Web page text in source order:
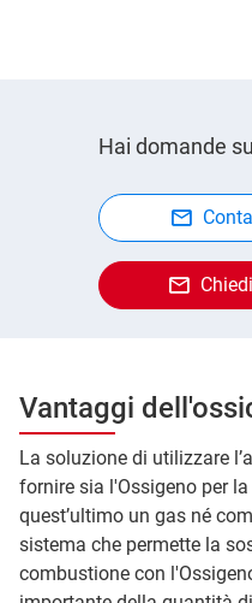
Hai domande
Vantaggi
La soluzione di utilizzare
fornire sia l'Ossigeno per
quest’ultimo un gas né
sistema che permette la
combustione con